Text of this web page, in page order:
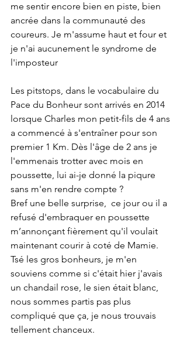
me sentir encore bien en piste, bien
ancrée dans la communauté des
coureurs. Je m'assume haut et four et
je n'ai aucunement le syndrome de
l'imposteur
Les pitstops, dans le vocabulaire du
Pace du Bonheur sont arrivés en 2014
lorsque Charles mon petit-fils de 4 ans
a commencé à s'entraîner pour son
premier 1 Km. Dès l'âge de 2 ans je
l'emmenais trotter avec mois en
poussette, lui ai-je donné la piqure
sans m'en rendre compte ?
Bref une belle surprise,  ce jour ou il a
refusé d'embraquer en poussette
m’annonçant fièrement qu'il voulait
maintenant courir à coté de Mamie.
Tsé les gros bonheurs, je m'en
souviens comme si c'était hier j'avais
un chandail rose, le sien était blanc,
nous sommes partis pas plus
compliqué que ça, je nous trouvais
tellement chanceux.